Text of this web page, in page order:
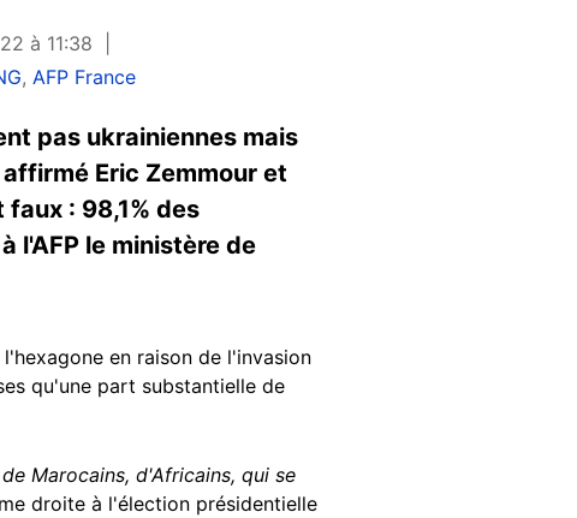
à 11:38
,AFP France
pas ukrainiennes mais
Eric Zemmour et
: 98,1% des
l'AFP le ministère de
en raison de l'invasion
qu'une part substantielle de
Marocains, d'Africains, qui se
droite à l'élection présidentielle